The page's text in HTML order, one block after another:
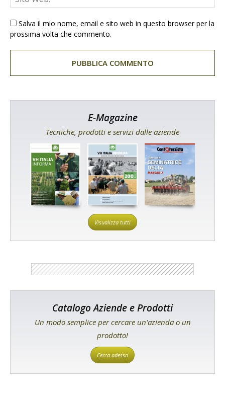
Salva il mio nome, email e sito web in questo browser per la
prossima volta che commento.
E-Magazine
Tecniche, prodotti e servizi dalle aziende
Visualizza tutti
Catalogo Aziende e Prodotti
Un modo semplice per cercare un'azienda o un
prodotto!
Cerca adesso